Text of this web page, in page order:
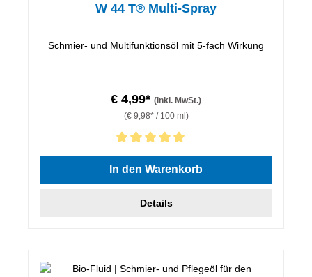
W 44 T® Multi-Spray
Schmier- und Multifunktionsöl mit 5-fach Wirkung
€ 4,99* (inkl. MwSt.)
(€ 9,98* / 100 ml)
Durchschnittliche Bewertung von 5 von 5 Sternen
In den Warenkorb
Details